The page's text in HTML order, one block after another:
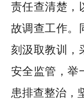
责任查清楚，
故调查工作。
刻汲取教训，
安全监管，举
患排查整治，